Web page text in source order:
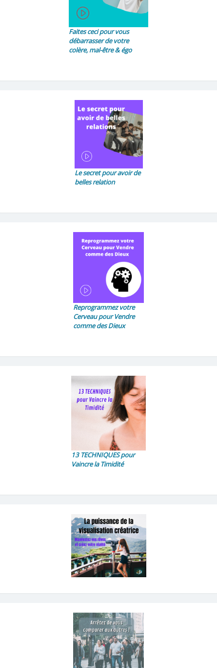
Faites ceci pour vous
débarrasser de votre
colère, mal-être & égo
Le secret pour avoir de
belles relation
Reprogrammez votre
Cerveau pour Vendre
comme des Dieux
13 TECHNIQUES pour
Vaincre la Timidité